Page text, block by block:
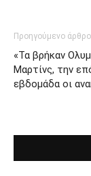
Προηγούμενο άρθρο
«Τα βρήκαν
Μαρτίνς, την
εβδομάδα οι